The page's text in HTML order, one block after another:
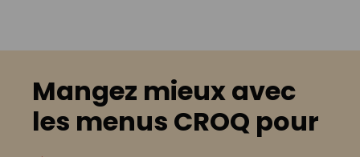
Mangez mieux avec
les menus CROQ pour